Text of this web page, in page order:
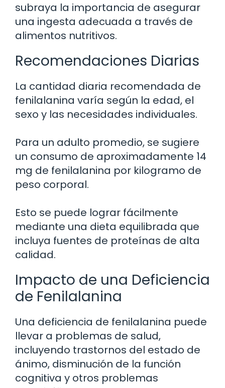
subraya la importancia de asegurar
una ingesta adecuada a través de
alimentos nutritivos.
Recomendaciones Diarias
La cantidad diaria recomendada de
fenilalanina varía según la edad, el
sexo y las necesidades individuales.
Para un adulto promedio, se sugiere
un consumo de aproximadamente 14
mg de fenilalanina por kilogramo de
peso corporal.
Esto se puede lograr fácilmente
mediante una dieta equilibrada que
incluya fuentes de proteínas de alta
calidad.
Impacto de una Deficiencia
de Fenilalanina
Una deficiencia de fenilalanina puede
llevar a problemas de salud,
incluyendo trastornos del estado de
ánimo, disminución de la función
cognitiva y otros problemas